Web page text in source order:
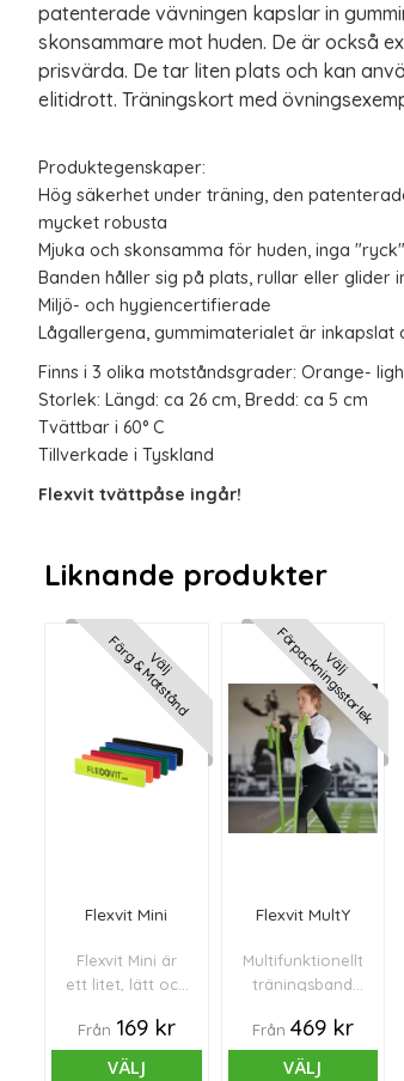
patenterade vävningen kapslar in
skonsammare mot huden. De är också
prisvärda. De tar liten plats och kan
elitidrott. Träningskort med
Produktegenskaper:
Hög säkerhet under träning, den
mycket robusta
Mjuka och skonsamma för huden, inga
Banden håller sig på plats, rullar eller glider
Miljö- och hygiencertifierade
Lågallergena, gummimaterialet är
Finns i 3 olika motståndsgrader: Orange-
Storlek: Längd: ca 26 cm, Bredd: ca 5 cm
Tvättbar i 60° C
Tillverkade i Tyskland
Flexvit tvättpåse ingår!
Liknande produkter
Välj
Färg & Motstånd
Flexvit Mini
Flexvit Mini är
ett litet, lätt och
träningsband.
Från 169 kr
VÄLJ
Välj
Förpackningsstorlek
Flexvit MultY
Multifunktionellt
träningsband
barn och
ungdomar.
Från 469 kr
VÄLJ